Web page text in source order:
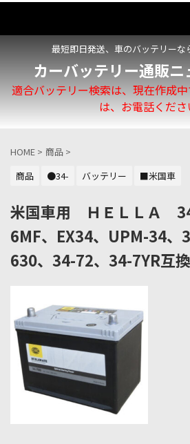
最短即日発送、車のバッテリーな
カーバッテリー通販
適合バッテリー検索は、現在作成
は、お電話くださ
HOME > 商品 >
商品
●34- バッテリー ■米国車
米国車用 ＨＥＬＬＡ
6MF、EX34、UPM-34、
630、34-72、34-7YR互